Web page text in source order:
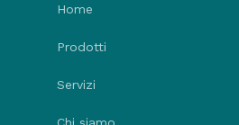
Home
Prodotti
Servizi